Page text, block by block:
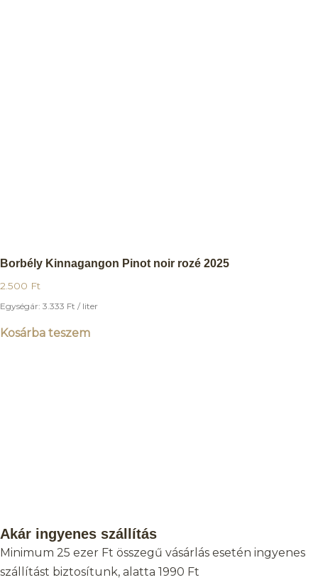
Borbély Kinnagangon Pinot noir rozé 2025
2.500 Ft
Egységár: 3.333 Ft / liter
Kosárba teszem
Akár ingyenes szállítás
Minimum 25 ezer Ft összegű vásárlás esetén ingyenes
szállítást biztosítunk, alatta 1990 Ft